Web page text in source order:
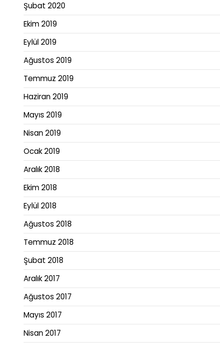
Şubat 2020
Ekim 2019
Eylül 2019
Ağustos 2019
Temmuz 2019
Haziran 2019
Mayıs 2019
Nisan 2019
Ocak 2019
Aralık 2018
Ekim 2018
Eylül 2018
Ağustos 2018
Temmuz 2018
Şubat 2018
Aralık 2017
Ağustos 2017
Mayıs 2017
Nisan 2017